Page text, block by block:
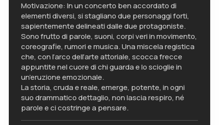
Motivazione: In un concerto ben accordato di
elementi diversi, si stagliano due personaggi forti,
sapientemente delineati dalle due protagoniste.
Sono frutto di parole, suoni, corpi veri in movimento,
coreografie, rumori e musica. Una miscela registica
che, con l’arco dell’arte attoriale, scocca frecce
appuntite nel cuore di chi guarda e lo scioglie in
un’eruzione emozionale.
La storia, cruda e reale, emerge, potente, in ogni
suo drammatico dettaglio, non lascia respiro, né
parole e ci costringe a pensare.